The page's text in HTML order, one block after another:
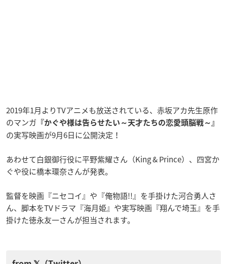
2019年1月よりTVアニメも放送されている、赤坂アカ先生原作
のマンガ 『かぐや様は告らせたい～天才たちの恋愛頭脳戦～』
の実写映画が9月6日に公開決定！
あわせて白銀御行役に平野紫耀さん（King & Prince）、四宮か
ぐや役に橋本環奈さんが発表。
監督を映画『ニセコイ』や『俺物語!!』を手掛けた河合勇人さ
ん、脚本をTVドラマ『海月姫』や実写映画『翔んで埼玉』を手
掛けた徳永友一さんが担当されます。